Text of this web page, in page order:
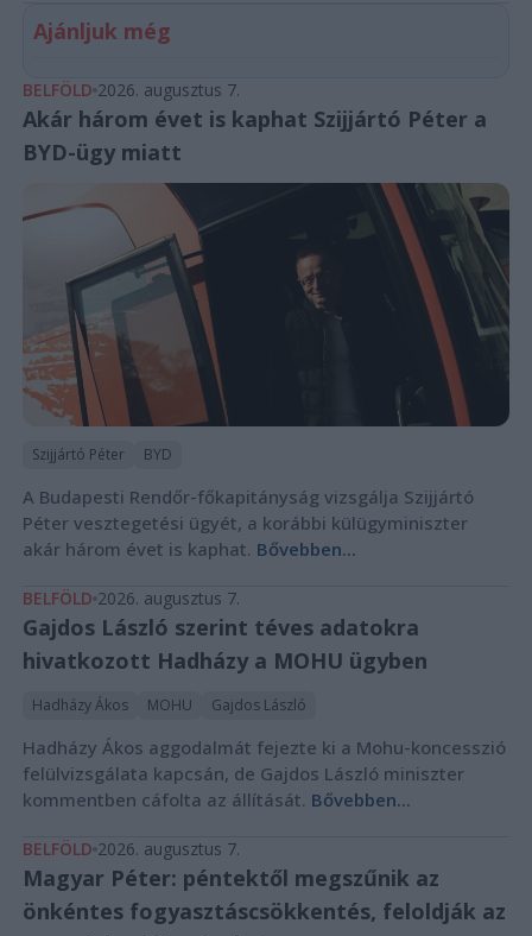
Ajánljuk még
BELFÖLD 2026. augusztus 7.
Akár három évet is kaphat Szijjártó Péter a
BYD-ügy miatt
Szijjártó Péter BYD
A Budapesti Rendőr-főkapitányság vizsgálja Szijjártó
Péter vesztegetési ügyét, a korábbi külügyminiszter
akár három évet is kaphat. Bővebben...
BELFÖLD 2026. augusztus 7.
Gajdos László szerint téves adatokra
hivatkozott Hadházy a MOHU ügyben
Hadházy Ákos MOHU Gajdos László
Hadházy Ákos aggodalmát fejezte ki a Mohu-koncesszió
felülvizsgálata kapcsán, de Gajdos László miniszter
kommentben cáfolta az állítását. Bővebben...
BELFÖLD 2026. augusztus 7.
Magyar Péter: péntektől megszűnik az
önkéntes fogyasztáscsökkentés, feloldják az